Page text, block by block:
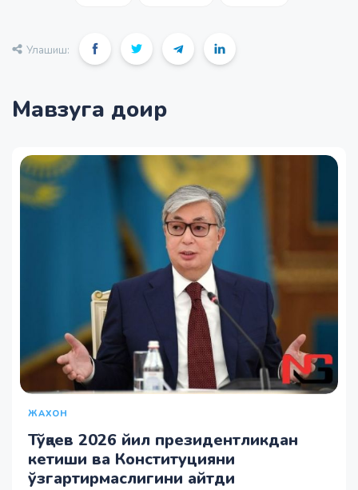
Улашиш:
Мавзуга доир
ЖАХОН
Тўқаев 2026 йил президентликдан
кетиши ва Конституцияни
ўзгартирмаслигини айтди